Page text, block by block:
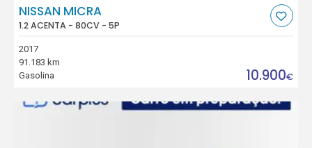
NISSAN MICRA
1.2 ACENTA - 80CV - 5P
2017
91.183 km
Gasolina
10.900€